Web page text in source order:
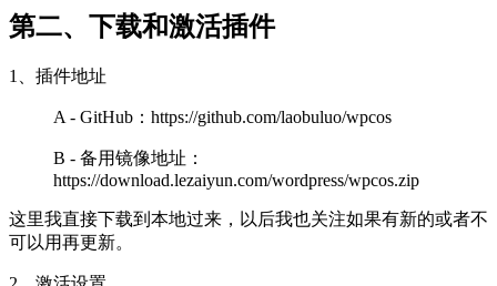
第二、下载和激活插件
1、插件地址
A - GitHub：https://github.com/laobuluo/wpcos
B - 备用镜像地址：
https://download.lezaiyun.com/wordpress/wpcos.zip
这里我直接下载到本地过来，以后我也关注如果有新的或者不
可以用再更新。